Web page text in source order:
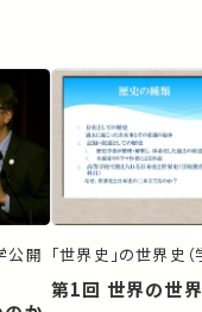
公開 「世界史」の世界史
第1回 世界の世